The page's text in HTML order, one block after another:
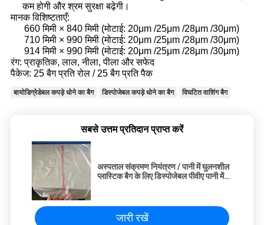
कम होगी और श्रम सुरक्षा बढ़ेगी।
मानक विशिष्टताएँ:
660 मिमी × 840 मिमी (मोटाई: 20μm /25μm /28μm /30μm)
710 मिमी × 990 मिमी (मोटाई: 20μm /25μm /28μm /30μm)
914 मिमी × 990 मिमी (मोटाई: 20μm /25μm /28μm /30μm)
रंग: प्राकृतिक, लाल, नीला, पीला और सफेद
पैकेज: 25 बैग प्रति रोल / 25 बैग प्रति पैक
बायोडिग्रेडेबल कपड़े धोने का बैग डिस्पोजेबल कपड़े धोने का बैग विघटित वाशिंग बैग
सबसे उत्तम प्रतिदान प्राप्त करें
अस्पताल संक्रमण नियंत्रण / पानी में घुलनशील
प्लास्टिक बैग के लिए डिस्पोजेबल पीवीए पानी में
जारी रखें